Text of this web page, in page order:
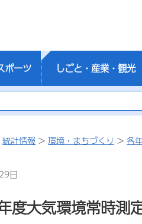
ポーツ しごと・産業・観光
統計情報 > 環境・まちづくり > 各
日
大気環境常時測